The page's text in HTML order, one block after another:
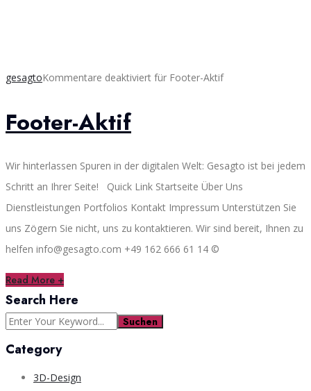
gesagtoKommentare deaktiviert für Footer-Aktif
Footer-Aktif
Wir hinterlassen Spuren in der digitalen Welt: Gesagto ist bei jedem
Schritt an Ihrer Seite! Quick Link Startseite Über Uns
Dienstleistungen Portfolios Kontakt Impressum Unterstützen Sie
uns Zögern Sie nicht, uns zu kontaktieren. Wir sind bereit, Ihnen zu
helfen info@gesagto.com +49 162 666 61 14 ©
Read More +
Search Here
Suchen
Category
3D-Design